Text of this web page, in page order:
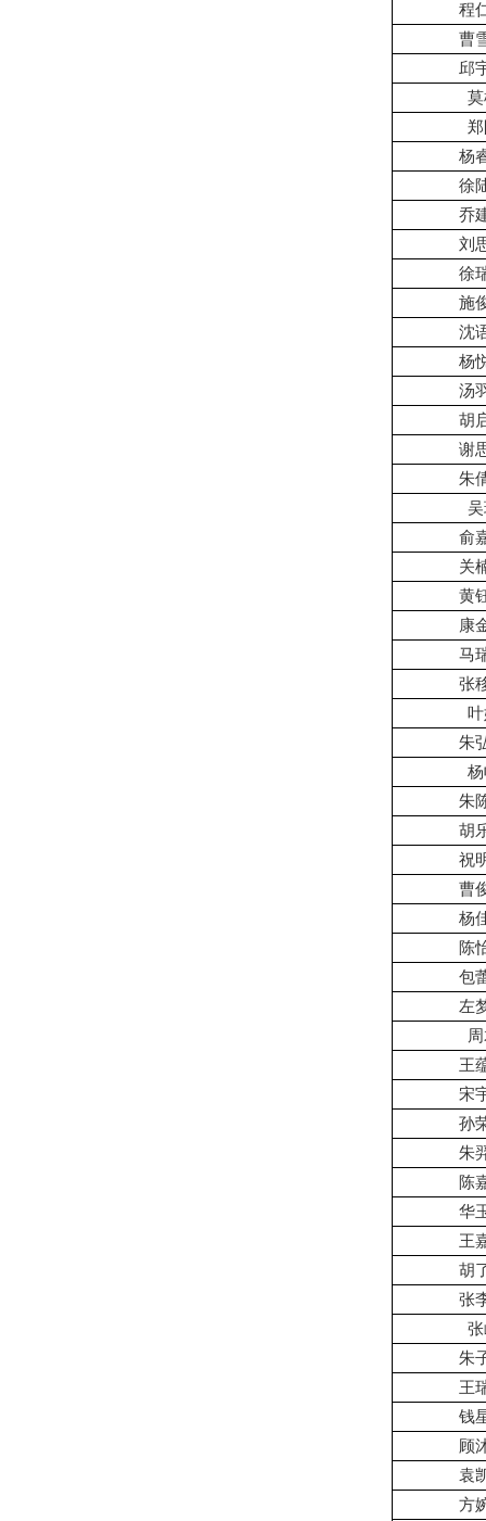
程
曹
邱
杨
徐
乔
刘
徐
施
沈
杨
汤
胡
谢
朱
俞
关
黄
康
马
张
朱
朱
胡
祝
曹
杨
陈
包
左
王
宋
孙
朱
陈
华
王
胡
张
朱
王
钱
顾
袁
方